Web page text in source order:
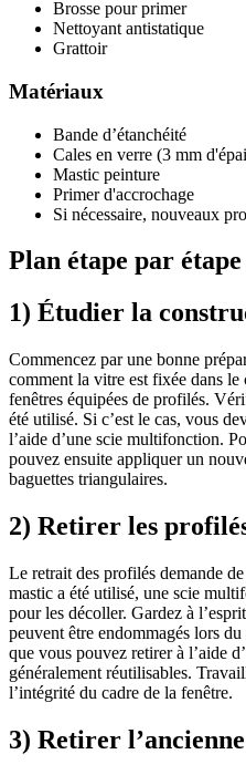
Brosse pour primer
Nettoyant antistatique
Grattoir
Matériaux
Bande d’étanchéité
Cales en verre (3 mm
Mastic peinture
Primer d'accrochage
Si nécessaire, nouveaux
Plan étape par étape
1) Étudier la
Commencez par une bonne
comment la vitre est fixée dans le
fenêtres équipées de profilés.
été utilisé. Si c’est le cas, vous
l’aide d’une scie multifonction.
pouvez ensuite appliquer un
baguettes triangulaires.
2) Retirer les
Le retrait des profilés demande
mastic a été utilisé, une scie
pour les décoller. Gardez à
peuvent être endommagés lors
que vous pouvez retirer à l’aide
généralement réutilisables.
l’intégrité du cadre de la fenêtre.
3) Retirer